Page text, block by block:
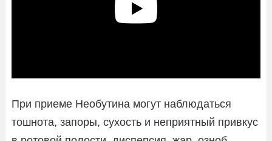
При приеме Необутина могут наблюдаться
тошнота, запоры, сухость и неприятный привкус